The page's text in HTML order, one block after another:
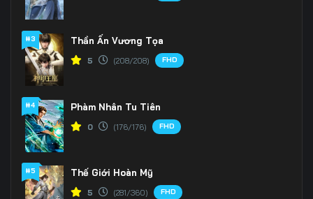
#3 Thần Ấn Vương Tọa
5 (208/208) FHD
#4 Phàm Nhân Tu Tiên
0 (176/176) FHD
#5 Thế Giới Hoàn Mỹ
5 (281/360) FHD